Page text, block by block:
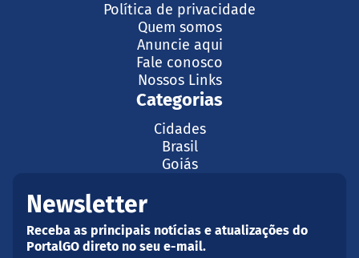
Política de privacidade
Quem somos
Anuncie aqui
Fale conosco
Nossos Links
Categorias
Cidades
Brasil
Goiás
Newsletter
Receba as principais notícias e atualizações do
PortalGO direto no seu e-mail.